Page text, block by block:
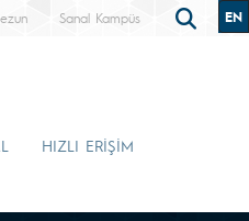
Sanal Kampüs EN
HIZLI ERİŞİM